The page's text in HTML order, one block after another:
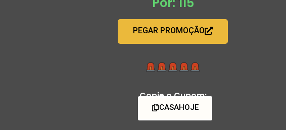
PEGAR PROMOÇÃO
Copie o Cupom:
CASAHOJE